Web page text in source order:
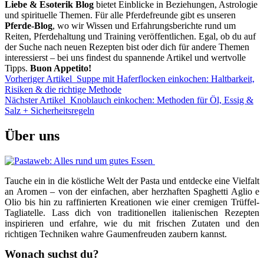
Liebe & Esoterik Blog bietet Einblicke in Beziehungen, Astrologie
und spirituelle Themen. Für alle Pferdefreunde gibt es unseren
Pferde-Blog, wo wir Wissen und Erfahrungsberichte rund um
Reiten, Pferdehaltung und Training veröffentlichen. Egal, ob du auf
der Suche nach neuen Rezepten bist oder dich für andere Themen
interessierst – bei uns findest du spannende Artikel und wertvolle
Tipps. Buon Appetito!
Vorheriger Artikel Suppe mit Haferflocken einkochen: Haltbarkeit,
Risiken & die richtige Methode
Nächster Artikel Knoblauch einkochen: Methoden für Öl, Essig &
Salz + Sicherheitsregeln
Über uns
Tauche ein in die köstliche Welt der Pasta und entdecke eine Vielfalt
an Aromen – von der einfachen, aber herzhaften Spaghetti Aglio e
Olio bis hin zu raffinierten Kreationen wie einer cremigen Trüffel-
Tagliatelle. Lass dich von traditionellen italienischen Rezepten
inspirieren und erfahre, wie du mit frischen Zutaten und den
richtigen Techniken wahre Gaumenfreuden zaubern kannst.
Wonach suchst du?